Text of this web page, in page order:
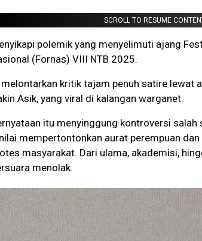
SCROLL TO RESUME
polemik yang menyelimuti ajang
(Fornas) VIII NTB 2025.
melontarkan kritik tajam penuh satire lewat
Asik, yang viral di kalangan warganet.
itu menyinggung kontroversi salah
mempertontonkan aurat perempuan
masyarakat. Dari ulama, akademisi,
menolak.